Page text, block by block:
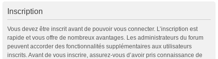
Inscription
Vous devez être inscrit avant de pouvoir vous connecter. L’inscription est
rapide et vous offre de nombreux avantages. Les administrateurs du forum
peuvent accorder des fonctionnalités supplémentaires aux utilisateurs
inscrits. Avant de vous inscrire, assurez-vous d’avoir pris connaissance de